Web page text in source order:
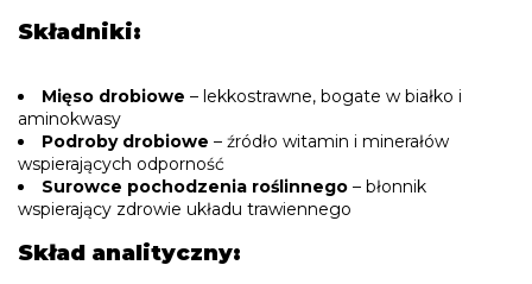
Składniki:
Mięso drobiowe – lekkostrawne, bogate w białko i
aminokwasy
Podroby drobiowe – źródło witamin i minerałów
wspierających odporność
Surowce pochodzenia roślinnego – błonnik
wspierający zdrowie układu trawiennego
Skład analityczny: